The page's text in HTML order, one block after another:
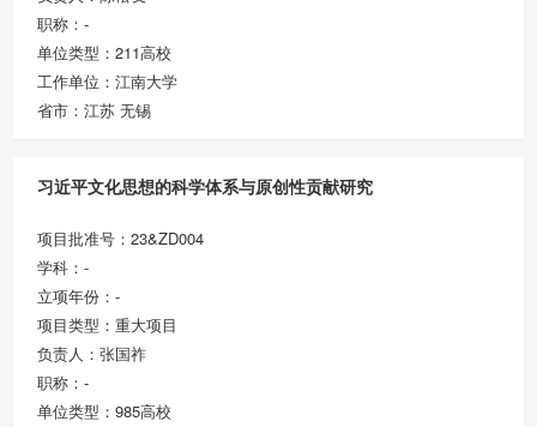
职称：-
单位类型：211高校
工作单位：江南大学
省市：江苏 无锡
习近平文化思想的科学体系与原创性贡献研究
项目批准号：23&ZD004
学科：-
立项年份：-
项目类型：重大项目
负责人：张国祚
职称：-
单位类型：985高校